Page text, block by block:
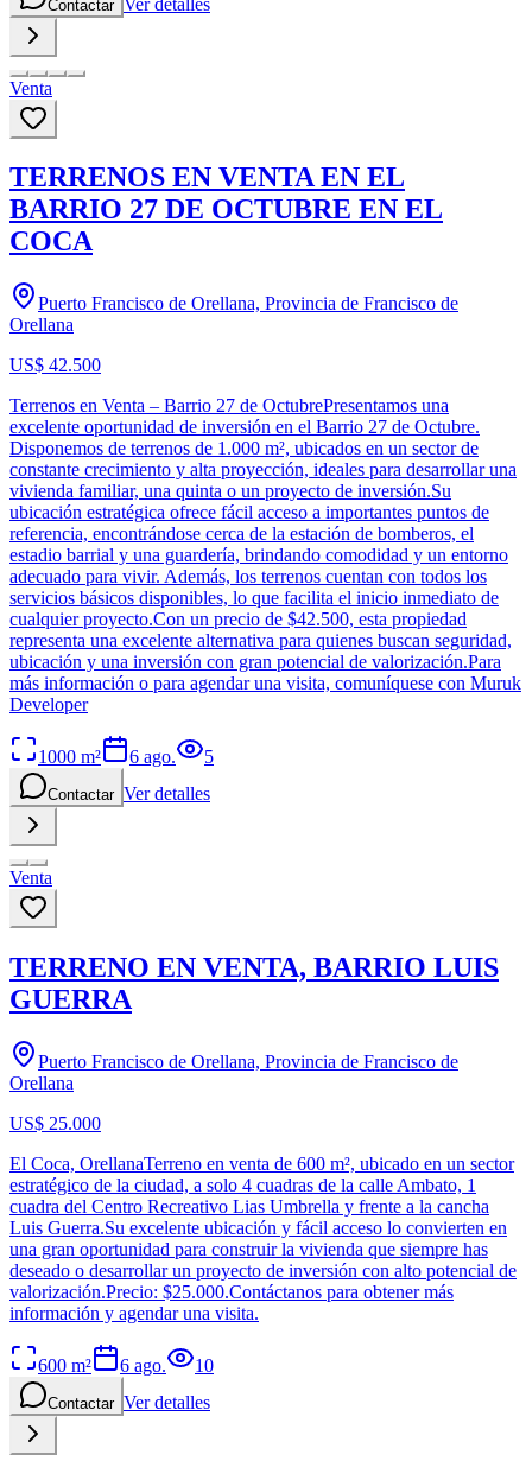
Contactar
Venta
TERRENOS EN VENTA EN EL
BARRIO 27 DE OCTUBRE EN EL
COCA
Puerto Francisco de Orellana, Provincia de Francisco de
Orellana
US$ 42.500
Terrenos en Venta – Barrio 27 de OctubrePresentamos una
excelente oportunidad de inversión en el Barrio 27 de Octubre.
Disponemos de terrenos de 1.000 m², ubicados en un sector de
constante crecimiento y alta proyección, ideales para desarrollar una
vivienda familiar, una quinta o un proyecto de inversión.Su
ubicación estratégica ofrece fácil acceso a importantes puntos de
referencia, encontrándose cerca de la estación de bomberos, el
estadio barrial y una guardería, brindando comodidad y un entorno
adecuado para vivir. Además, los terrenos cuentan con todos los
servicios básicos disponibles, lo que facilita el inicio inmediato de
cualquier proyecto.Con un precio de $42.500, esta propiedad
representa una excelente alternativa para quienes buscan seguridad,
ubicación y una inversión con gran potencial de valorización.Para
más información o para agendar una visita, comuníquese con Muruk
Developer
1000 m² 6 ago. 5
Contactar Ver detalles
Venta
TERRENO EN VENTA, BARRIO LUIS
GUERRA
Puerto Francisco de Orellana, Provincia de Francisco de
Orellana
US$ 25.000
El Coca, OrellanaTerreno en venta de 600 m², ubicado en un sector
estratégico de la ciudad, a solo 4 cuadras de la calle Ambato, 1
cuadra del Centro Recreativo Lias Umbrella y frente a la cancha
Luis Guerra.Su excelente ubicación y fácil acceso lo convierten en
una gran oportunidad para construir la vivienda que siempre has
deseado o desarrollar un proyecto de inversión con alto potencial de
valorización.Precio: $25.000.Contáctanos para obtener más
información y agendar una visita.
600 m² 6 ago. 10
Contactar Ver detalles